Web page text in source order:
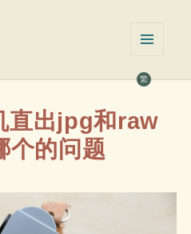
繁
挂件
直出jpg和raw
个的问题